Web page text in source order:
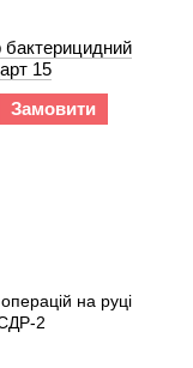
бактерицидний
15
Замовити